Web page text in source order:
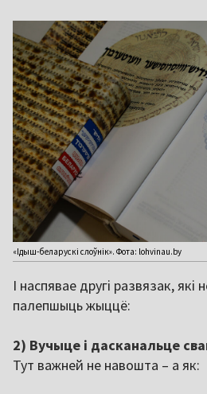
«‎Ідыш-беларускі слоўнік». Фота: lohvinau.by
І наспявае другі развязак, які
палепшыць жыццё:
2) Вучыце і дасканальце
Тут важней не навошта – а як: